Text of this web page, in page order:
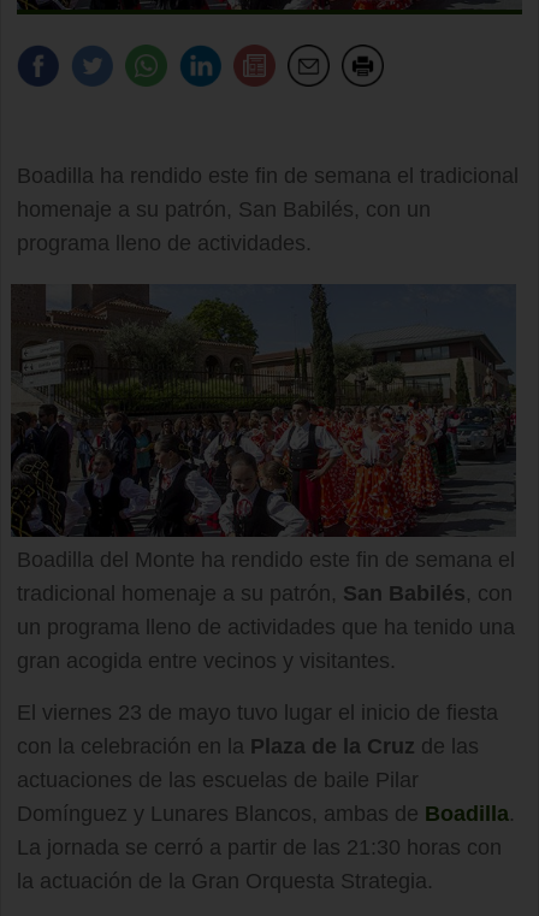
Boadilla ha rendido este fin de semana el tradicional
homenaje a su patrón, San Babilés, con un
programa lleno de actividades.
Boadilla del Monte ha rendido este fin de semana el
tradicional homenaje a su patrón, San Babilés, con
un programa lleno de actividades que ha tenido una
gran acogida entre vecinos y visitantes.
El viernes 23 de mayo tuvo lugar el inicio de fiesta
con la celebración en la Plaza de la Cruz de las
actuaciones de las escuelas de baile Pilar
Domínguez y Lunares Blancos, ambas de Boadilla.
La jornada se cerró a partir de las 21:30 horas con
la actuación de la Gran Orquesta Strategia.